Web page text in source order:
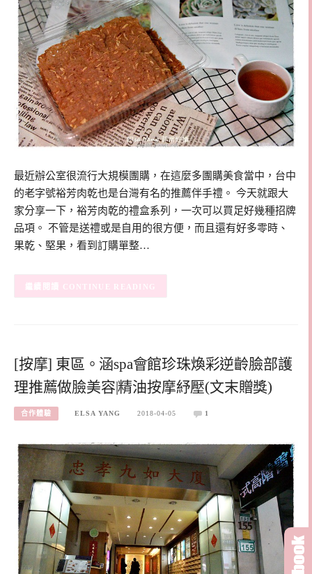
最近辦公室很流行大規模團購，在這麼多團購美食當中，台中
的老字號裕芳肉乾也是台灣有名的推薦伴手禮。 今天就跟大
家分享一下，裕芳肉乾的禮盒系列，一次可以買足好幾種招牌
品項。 不管是送禮或是自用的很方便，而且還有好多零時、
果乾、堅果，看到訂購單整…
CONTINUE READING
[按摩] 東區。涵spa會館珍珠煥彩逆齡臉部護
理推薦做臉美容|精油按摩紓壓(文末贈獎)
合作體驗 ELSA YANG 2018-04-05 1